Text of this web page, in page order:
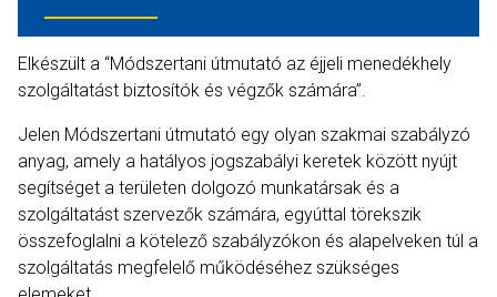
Elkészült a “Módszertani útmutató az éjjeli menedékhely
szolgáltatást biztosítók és végzők számára”.
Jelen Módszertani útmutató egy olyan szakmai szabályzó
anyag, amely a hatályos jogszabályi keretek között nyújt
segítséget a területen dolgozó munkatársak és a
szolgáltatást szervezők számára, egyúttal törekszik
összefoglalni a kötelező szabályzókon és alapelveken túl a
szolgáltatás megfelelő működéséhez szükséges